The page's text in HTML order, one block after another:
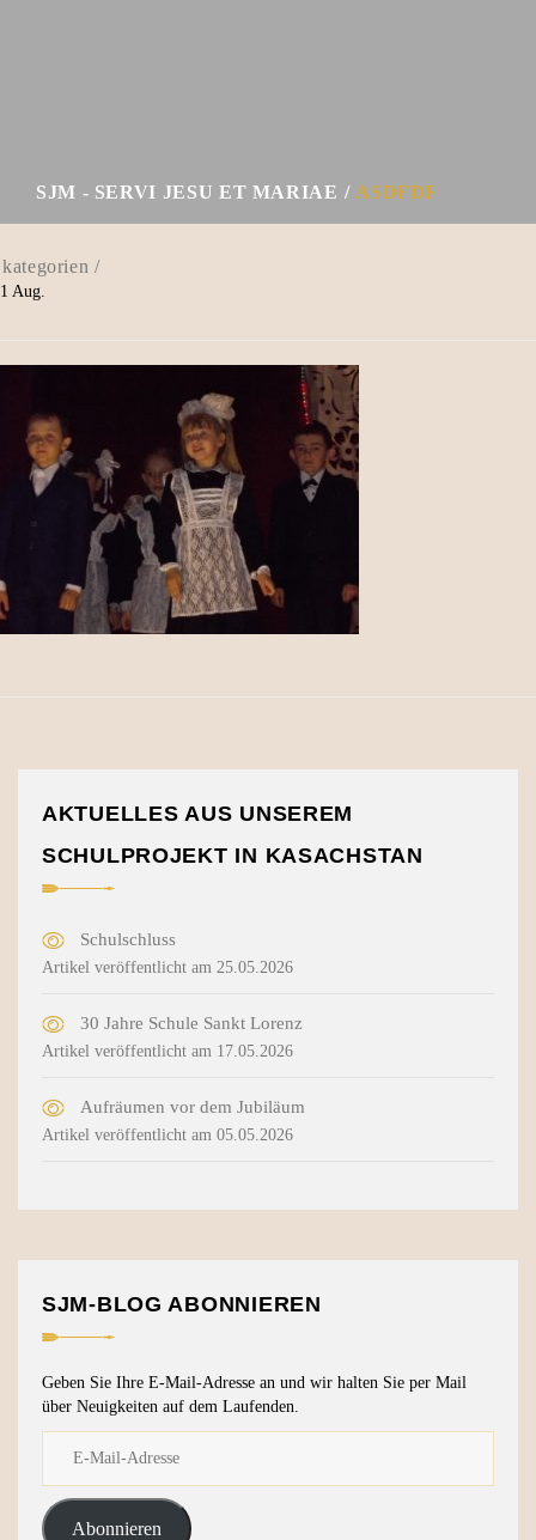
SJM - SERVI JESU ET MARIAE ASDFDF
1 Aug.
AKTUELLES AUS UNSEREM
SCHULPROJEKT IN KASACHSTAN
Schulschluss
Artikel veröffentlicht am 25.05.2026
30 Jahre Schule Sankt Lorenz
Artikel veröffentlicht am 17.05.2026
Aufräumen vor dem Jubiläum
Artikel veröffentlicht am 05.05.2026
SJM-BLOG ABONNIEREN
Geben Sie Ihre E-Mail-Adresse an und wir halten Sie per Mail
über Neuigkeiten auf dem Laufenden.
Abonnieren